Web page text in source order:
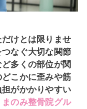
けとは限りませ
なぐ大切な関節
多くの部位が関
こかに歪みや筋
がかかりやすい
まのみ整骨院グル